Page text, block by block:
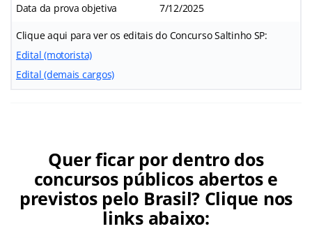
Data da prova objetiva 7/12/2025
Clique aqui para ver os editais do Concurso Saltinho SP:
Edital (motorista)
Edital (demais cargos)
Quer ficar por dentro dos
concursos públicos abertos e
previstos pelo Brasil? Clique nos
links abaixo: